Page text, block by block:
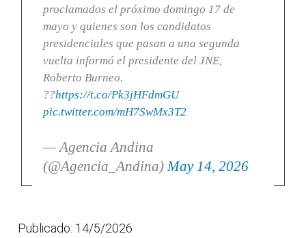
proclamados el próximo domingo 17 de
mayo y quienes son los candidatos
presidenciales que pasan a una segunda
vuelta informó el presidente del JNE,
Roberto Burneo.
??https://t.co/Pk3jHFdmGU
pic.twitter.com/mH7SwMx3T2
— Agencia Andina
(@Agencia_Andina) May 14, 2026
Publicado: 14/5/2026